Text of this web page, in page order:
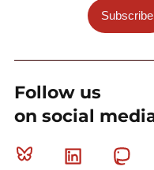
Subscribe
Follow us
on social
Bluesky Linkedin